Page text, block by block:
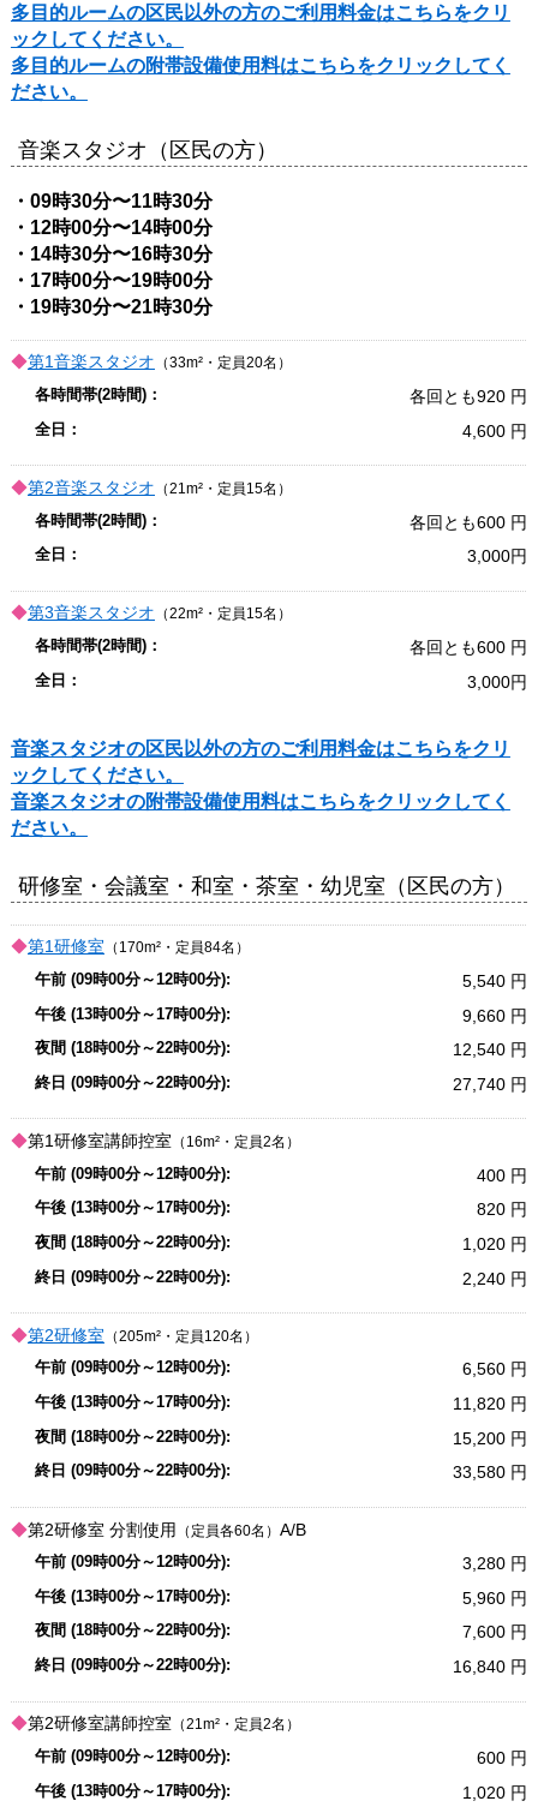
多目的ルームの区民以外の方のご利用料金はこちらをクリ
ックしてください。
多目的ルームの附帯設備使用料はこちらをクリックしてく
ださい。
音楽スタジオ（区民の方）
・09時30分〜11時30分
・12時00分〜14時00分
・14時30分〜16時30分
・17時00分〜19時00分
・19時30分〜21時30分
第1音楽スタジオ （33m²・定員20名）
各回とも920
4,600
第2音楽スタジオ （21m²・定員15名）
各回とも600
3,000
第3音楽スタジオ （22m²・定員15名）
各回とも600
3,000
音楽スタジオの区民以外の方のご利用料金はこちらをクリ
ックしてください。
音楽スタジオの附帯設備使用料はこちらをクリックしてく
ださい。
研修室・会議室・和室・茶室・幼児室（区民の方）
第1研修室 （170m²・定員84名）
5,540
9,660
12,540
27,740
第1研修室講師控室 （16m²・定員2名）
400
820
1,020
2,240
第2研修室 （205m²・定員120名）
6,560
11,820
15,200
33,580
第2研修室 分割使用 （定員各60名） A/B
3,280
5,960
7,600
16,840
第2研修室講師控室 （21m²・定員2名）
600
1,020